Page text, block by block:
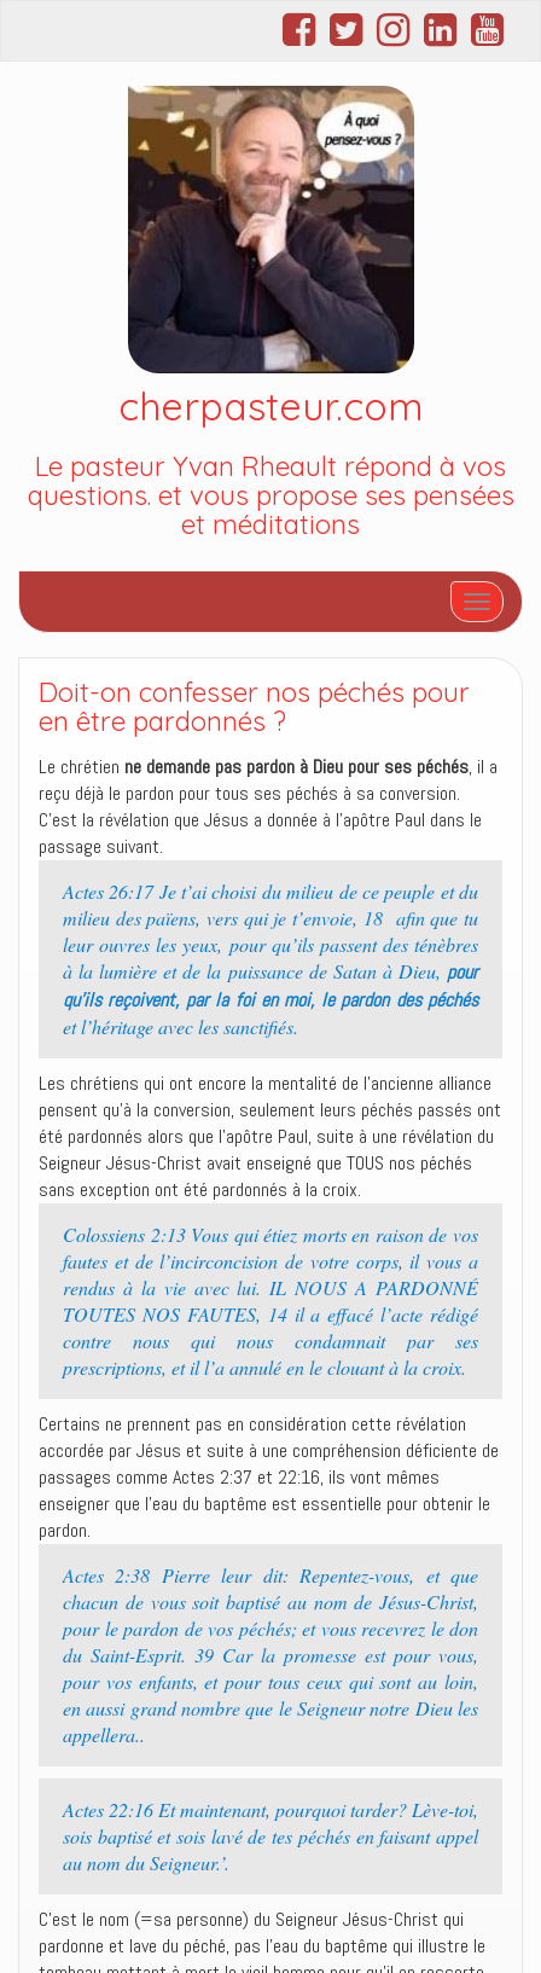
cherpasteur.com
Le pasteur Yvan Rheault répond à vos
questions. et vous propose ses pensées
et méditations
Afficher/
Doit-on confesser nos péchés pour
en être pardonnés ?
Le chrétien ne demande pas pardon à Dieu pour ses péchés, il a
reçu déjà le pardon pour tous ses péchés à sa conversion.
C’est la révélation que Jésus a donnée à l’apôtre Paul dans le
passage suivant.
Actes 26:17 Je t’ai choisi du milieu de ce peuple et du
milieu des païens, vers qui je t’envoie, 18 afin que tu
leur ouvres les yeux, pour qu’ils passent des ténèbres
à la lumière et de la puissance de Satan à Dieu, pour
qu’ils reçoivent, par la foi en moi, le pardon des péchés
et l’héritage avec les sanctifiés.
Les chrétiens qui ont encore la mentalité de l’ancienne alliance
pensent qu’à la conversion, seulement leurs péchés passés ont
été pardonnés alors que l’apôtre Paul, suite à une révélation du
Seigneur Jésus-Christ avait enseigné que TOUS nos péchés
sans exception ont été pardonnés à la croix.
Colossiens 2:13 Vous qui étiez morts en raison de vos
fautes et de l’incirconcision de votre corps, il vous a
rendus à la vie avec lui. IL NOUS A PARDONNÉ
TOUTES NOS FAUTES, 14 il a effacé l’acte rédigé
contre nous qui nous condamnait par ses
prescriptions, et il l’a annulé en le clouant à la croix.
Certains ne prennent pas en considération cette révélation
accordée par Jésus et suite à une compréhension déficiente de
passages comme Actes 2:37 et 22:16, ils vont mêmes
enseigner que l’eau du baptême est essentielle pour obtenir le
pardon.
Actes 2:38 Pierre leur dit: Repentez-vous, et que
chacun de vous soit baptisé au nom de Jésus-Christ,
pour le pardon de vos péchés; et vous recevrez le don
du Saint-Esprit. 39 Car la promesse est pour vous,
pour vos enfants, et pour tous ceux qui sont au loin,
en aussi grand nombre que le Seigneur notre Dieu les
appellera..
Actes 22:16 Et maintenant, pourquoi tarder? Lève-toi,
sois baptisé et sois lavé de tes péchés en faisant appel
au nom du Seigneur.’.
C’est le nom (=sa personne) du Seigneur Jésus-Christ qui
pardonne et lave du péché, pas l’eau du baptême qui illustre le